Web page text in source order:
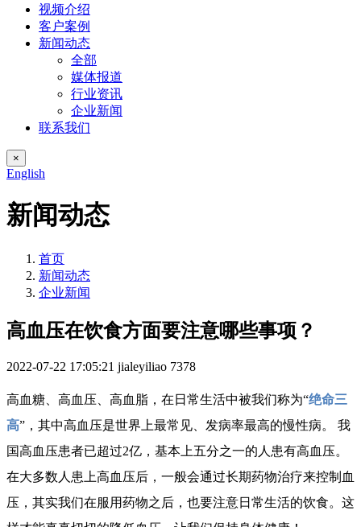
视频介绍
客户案例
新闻动态
全部
媒体报道
行业资讯
企业新闻
联系我们
×
English
新闻动态
首页
新闻动态
企业新闻
高血压在饮食方面要注意哪些事项？
2022-07-22 17:05:21 jialeyiliao 7378
高血糖、高血压、高血脂，在日常生活中被我们称为“绝命三
高”，其中高血压是世界上最常见、发病率最高的慢性病。 我
国高血压患者已超过2亿，基本上五分之一的人患有高血压。
在大多数人患上高血压后，一般会通过长期药物治疗来控制血
压，其实我们在服用药物之后，也要注意日常生活的饮食。这